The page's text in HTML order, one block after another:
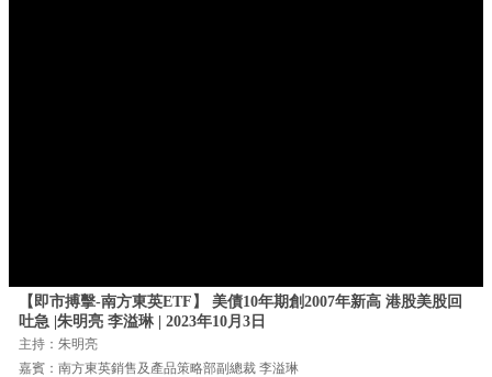
【即市搏擊-南方東英ETF】 美債10年期創2007年新高 港股美股回
吐急 |朱明亮 李溢琳 | 2023年10月3日
主持：朱明亮
嘉賓：南方東英銷售及產品策略部副總裁 李溢琳